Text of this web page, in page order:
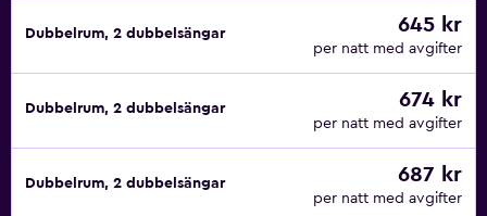
Dubbelrum, 2 dubbelsängar 645 kr
per natt med avgifter
Dubbelrum, 2 dubbelsängar 674 kr
per natt med avgifter
Dubbelrum, 2 dubbelsängar 687 kr
per natt med avgifter